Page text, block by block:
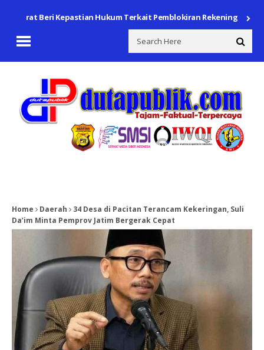
Beri Kepastian Hukum Terkait Pemblokiran Rekening Polsek
Home Daerah
34 Desa di Pacitan Terancam Kekeringan, Suli
Da’im Minta Pemprov Jatim Bergerak Cepat